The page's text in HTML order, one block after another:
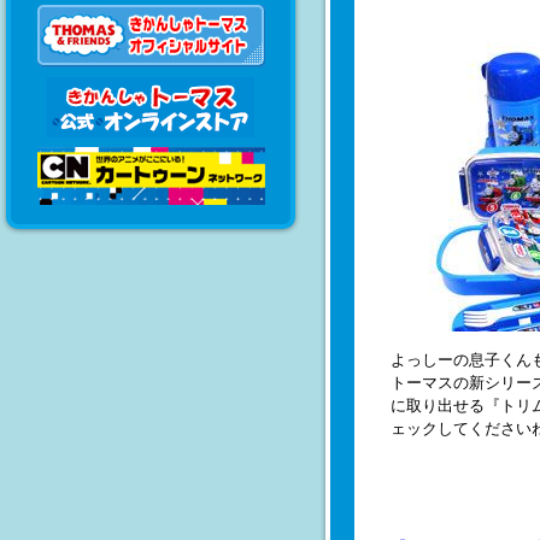
よっしーの息子く
トーマスの新シリ
に取り出せる『トリ
ェックしてくださ